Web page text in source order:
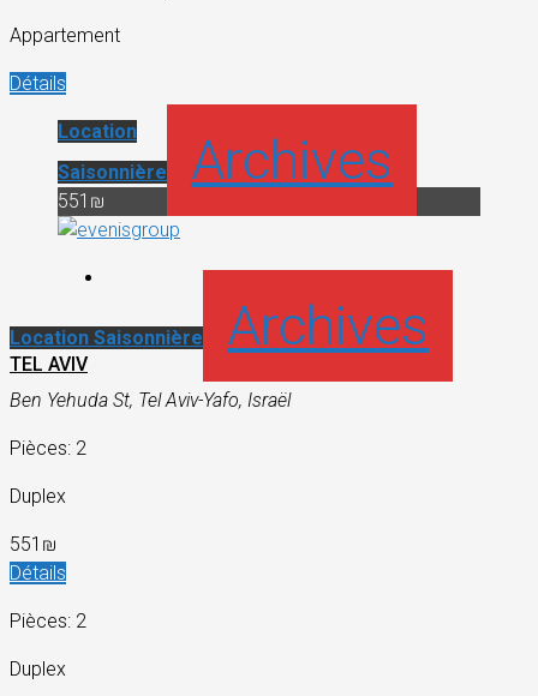
Appartement
Détails
Location
Saisonnière
Archives
551₪
Location Saisonnière Archives
TEL AVIV
Ben Yehuda St, Tel Aviv-Yafo, Israël
Pièces: 2
Duplex
551₪
Détails
Pièces: 2
Duplex